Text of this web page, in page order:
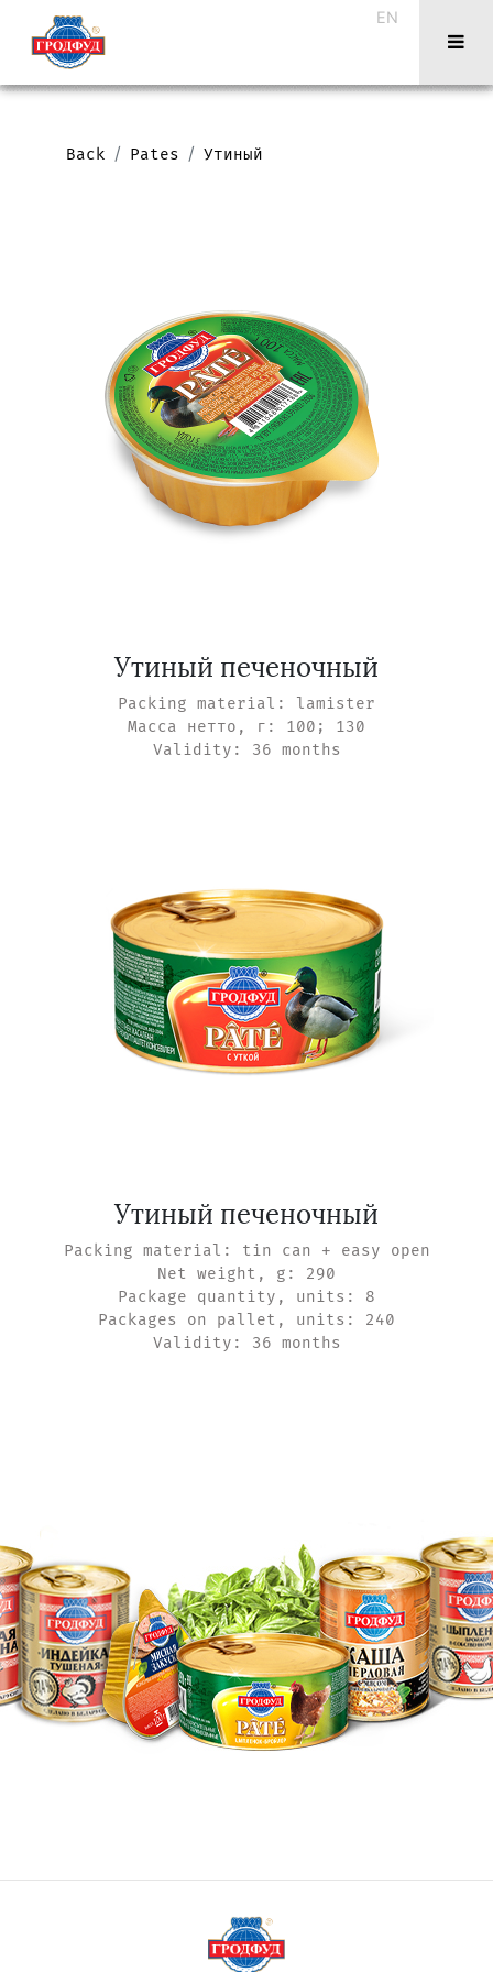
Back Pates Утиный
Утиный печеночный
Packing material: lamister
Масса нетто, г: 100; 130
Validity: 36 months
Утиный печеночный
Packing material: tin can + easy open
Net weight, g: 290
Package quantity, units: 8
Packages on pallet, units: 240
Validity: 36 months
EN